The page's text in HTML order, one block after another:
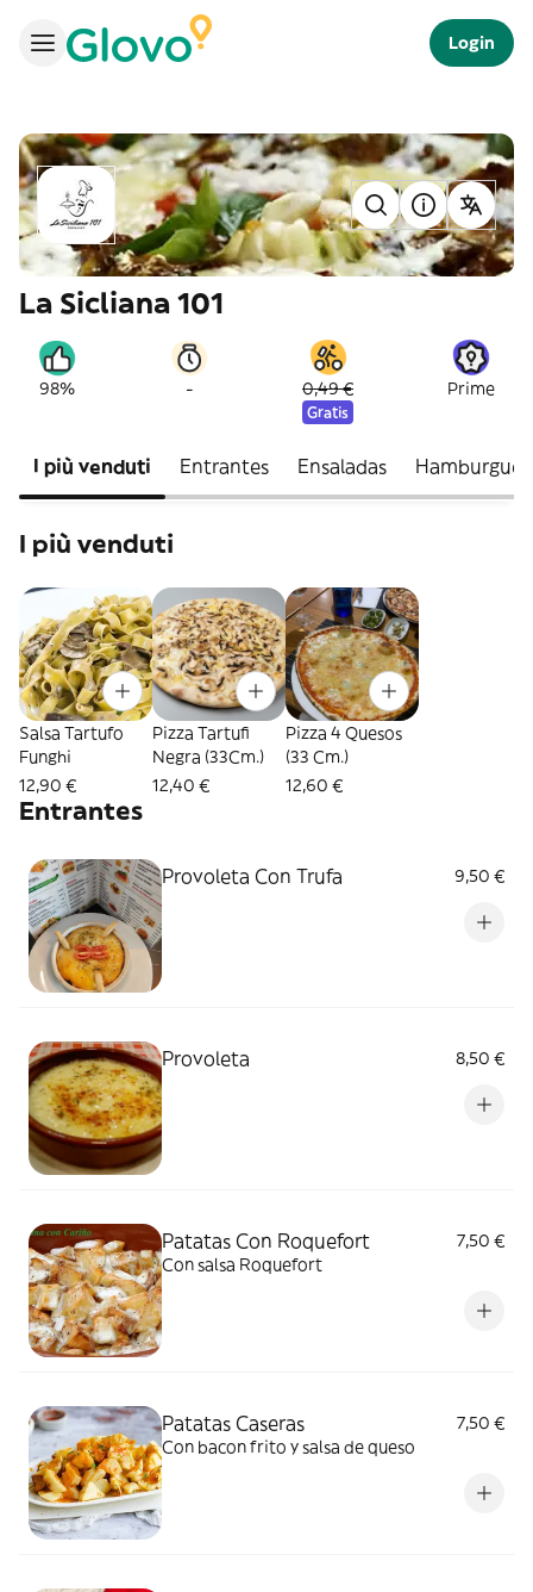
Login
La Sicliana 101
98% - 0,49 €
Gratis
Prime
I più venduti Entrantes Ensaladas
I più venduti
Salsa Tartufo
Funghi
12,90 €
Pizza Tartufi
Negra (33Cm.)
12,40 €
Pizza 4 Quesos
(33 Cm.)
12,60 €
Entrantes
Provoleta Con Trufa 9,50 €
Provoleta 8,50 €
Patatas Con Roquefort
7,50 €
Con salsa Roquefort
Patatas Caseras
7,50 €
Con bacon frito y salsa de queso